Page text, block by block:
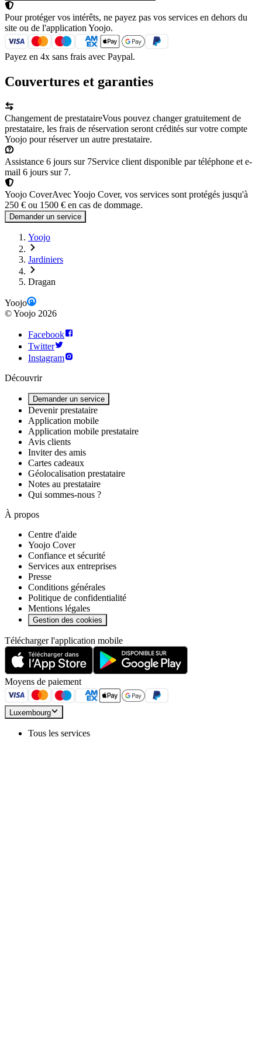
Pour protéger vos intérêts, ne payez pas vos services en dehors du
site ou de l'application Yoojo.
Payez en 4x sans frais avec Paypal.
Couvertures et garanties
Changement de prestataireVous pouvez changer gratuitement de
prestataire, les frais de réservation seront crédités sur votre compte
Yoojo pour réserver un autre prestataire.
Assistance 6 jours sur 7Service client disponible par téléphone et e-
mail 6 jours sur 7.
Yoojo CoverAvec Yoojo Cover, vos services sont protégés jusqu'à
250 € ou 1500 € en cas de dommage.
Demander un service
Yoojo
Jardiniers
Dragan
Yoojo
©Yoojo 2026
Facebook
Twitter
Instagram
Découvrir
Demander un service
Devenir prestataire
Application mobile
Application mobile prestataire
Avis clients
Inviter des amis
Cartes cadeaux
Géolocalisation prestataire
Notes au prestataire
Qui sommes-nous ?
À propos
Centre d'aide
Yoojo Cover
Confiance et sécurité
Services aux entreprises
Presse
Conditions générales
Politique de confidentialité
Mentions légales
Gestion des cookies
Télécharger l'application mobile
Moyens de paiement
Luxembourg
Tous les services